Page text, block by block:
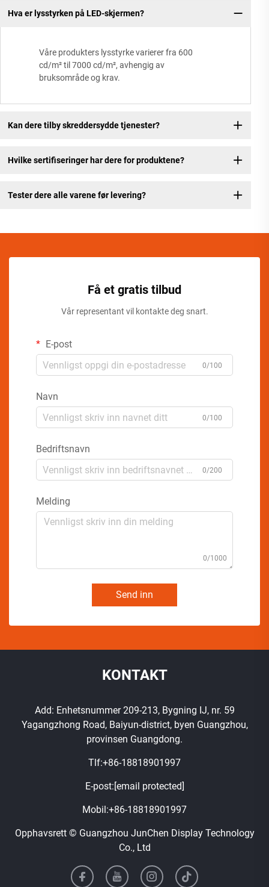
Hva er lysstyrken på LED-skjermen?
Våre produkters lysstyrke varierer fra 600
cd/m² til 7000 cd/m², avhengig av
bruksområde og krav.
Kan dere tilby skreddersydde tjenester?
Hvilke sertifiseringer har dere for produktene?
Tester dere alle varene før levering?
Få et gratis tilbud
Vår representant vil kontakte deg snart.
E-post
0/100
Navn
0/100
Bedriftsnavn
0/200
Melding
0/1000
Send inn
KONTAKT
Add: Enhetsnummer 209-213, Bygning IJ, nr. 59
Yagangzhong Road, Baiyun-district, byen Guangzhou,
provinsen Guangdong.
Tlf:+86-18818901997
E-post: [email protected]
Mobil:+86-18818901997
Opphavsrett © Guangzhou JunChen Display Technology
Co., Ltd